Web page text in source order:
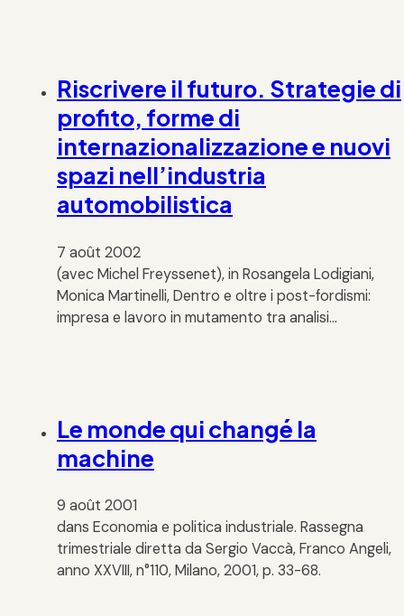
Riscrivere il futuro. Strategie di
profito, forme di
internazionalizzazione e nuovi
spazi nell’industria
automobilistica
7 août 2002
(avec Michel Freyssenet), in Rosangela Lodigiani,
Monica Martinelli, Dentro e oltre i post-fordismi:
impresa e lavoro in mutamento tra analisi…
Le monde qui changé la
machine
9 août 2001
dans Economia e politica industriale. Rassegna
trimestriale diretta da Sergio Vaccà, Franco Angeli,
anno XXVIII, n°110, Milano, 2001, p. 33-68.